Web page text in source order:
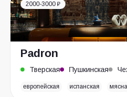
2000-3000 ₽
Padron
Тверская Пушкинская
европейская испанская